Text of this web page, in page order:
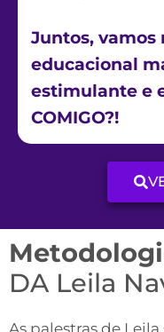
Juntos,
educacional
estimulante e
COMIGO?!
DA Leila
As palestras de